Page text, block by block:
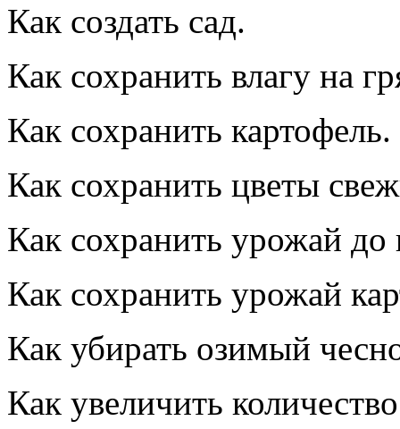
Как создать сад.
Как сохранить влагу на
Как сохранить картофель.
Как сохранить цветы
Как сохранить урожай до
Как сохранить урожай
Как убирать озимый
Как увеличить